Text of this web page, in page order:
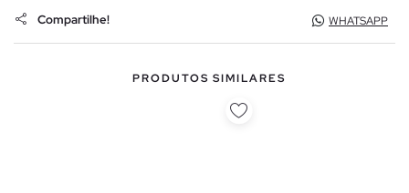
Compartilhe! WHATSAPP
PRODUTOS SIMILARES